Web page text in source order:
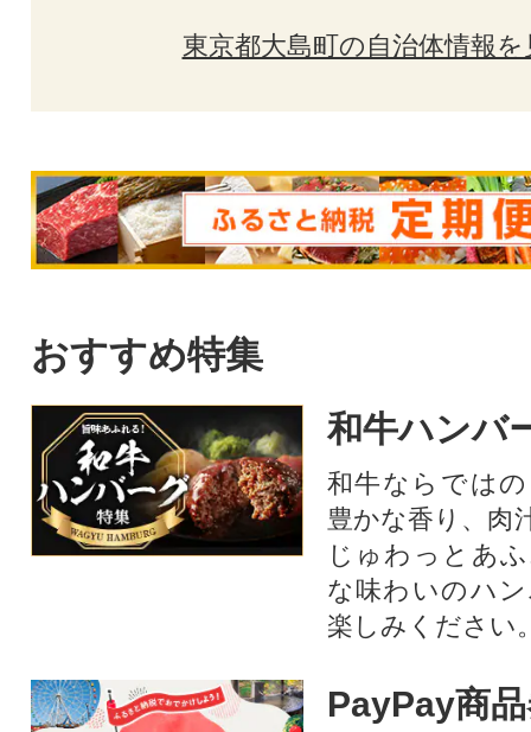
東京都大島町の自治体情報を
おすすめ特集
和牛ハンバ
和牛ならでは
豊かな香り、肉
じゅわっとあ
な味わいのハ
楽しみください
PayPay商